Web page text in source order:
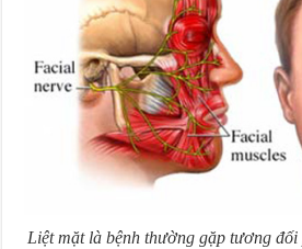
Liệt mặt là bệnh thường gặp tương